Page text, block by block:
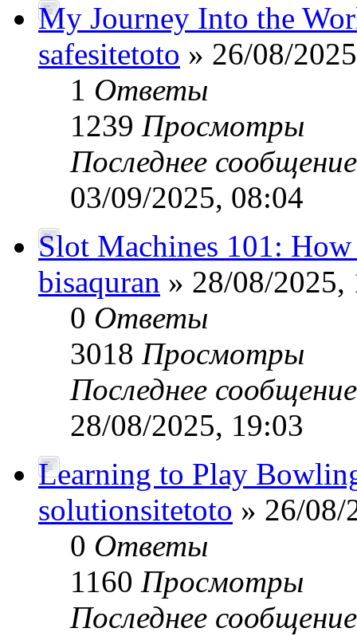
My Journey Into the
safesitetoto » 26/08/
1 Ответы
1239 Просмотры
Последнее
03/09/2025, 08:04
Slot Machines 101:
bisaquran » 28/08/2025,
0 Ответы
3018 Просмотры
Последнее
28/08/2025, 19:03
Learning to Play
solutionsitetoto » 26/08/
0 Ответы
1160 Просмотры
Последнее